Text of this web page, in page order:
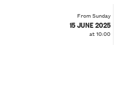
From Sunday
15 JUNE 2025
at 10:00